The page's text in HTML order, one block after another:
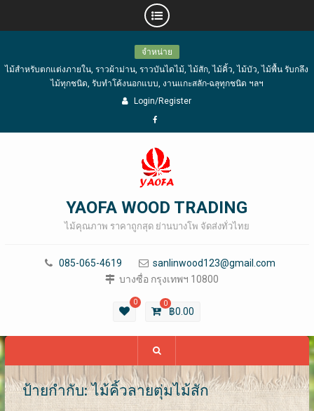
content
จำหน่าย
ไม้สำหรับตกแต่งภายใน, ราวผ้าม่าน, ราวบันไดไม้, ไม้สัก, ไม้คิ้ว, ไม้บัว, ไม้พื้น รับกลึง
ไม้ทุกชนิด, รับทำโค้งนอกแบบ, งานแกะสลัก-ฉลุทุกชนิด ฯลฯ
Login/Register
Facebook
YAOFA WOOD TRADING
ไม้คุณภาพ ราคาถูกสุด ย่านบางโพ จัดส่งทั่วไทย
085-065-4619
sanlinwood123@gmail.com
บางซื่อ กรุงเทพฯ 10800
0 0
฿0.00
ป้ายกำกับ: ไม้คิ้วลายตุ่มไม้สัก